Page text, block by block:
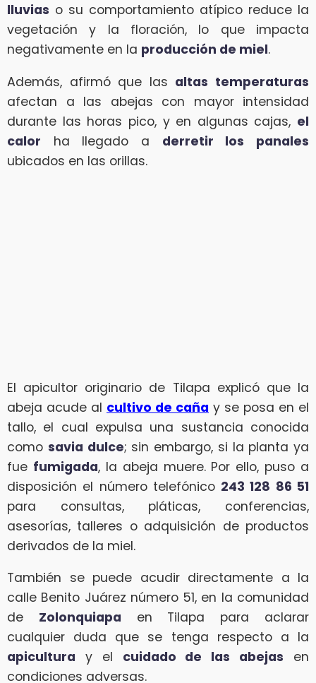
lluvias o su comportamiento atípico reduce la
vegetación y la floración, lo que impacta
negativamente en la producción de miel.
Además, afirmó que las altas temperaturas
afectan a las abejas con mayor intensidad
durante las horas pico, y en algunas cajas, el
calor ha llegado a derretir los panales
ubicados en las orillas.
El apicultor originario de Tilapa explicó que la
abeja acude al cultivo de caña y se posa en el
tallo, el cual expulsa una sustancia conocida
como savia dulce; sin embargo, si la planta ya
fue fumigada, la abeja muere. Por ello, puso a
disposición el número telefónico 243 128 86 51
para consultas, pláticas, conferencias,
asesorías, talleres o adquisición de productos
derivados de la miel.
También se puede acudir directamente a la
calle Benito Juárez número 51, en la comunidad
de Zolonquiapa en Tilapa para aclarar
cualquier duda que se tenga respecto a la
apicultura y el cuidado de las abejas en
condiciones adversas.